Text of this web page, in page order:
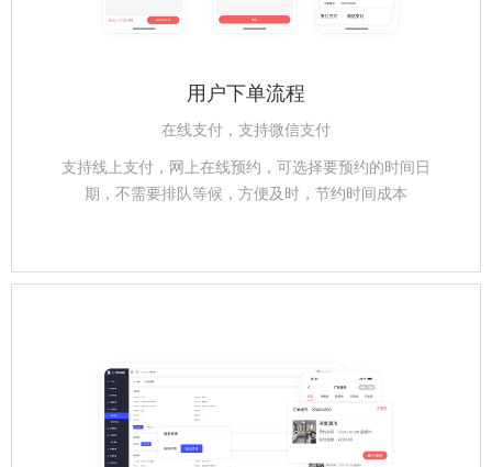
用户下单流程
在线支付，支持微信支付
支持线上支付，网上在线预约，可选择要预约的时间日
期，不需要排队等候，方便及时，节约时间成本